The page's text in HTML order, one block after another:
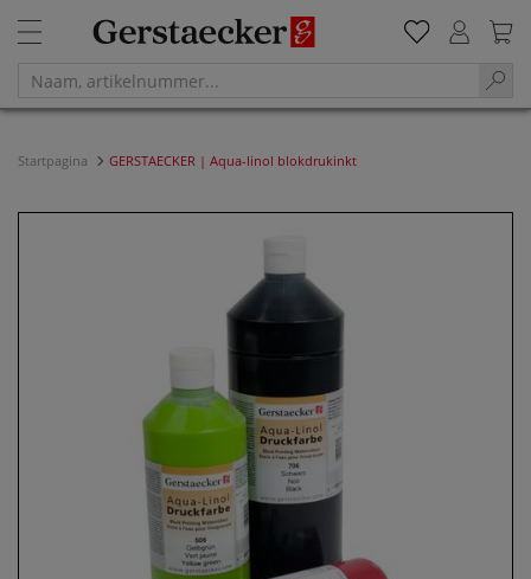
Startpagina GERSTAECKER | Aqua-linol blokdrukinkt